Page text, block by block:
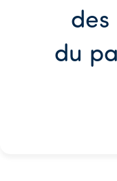
des
du